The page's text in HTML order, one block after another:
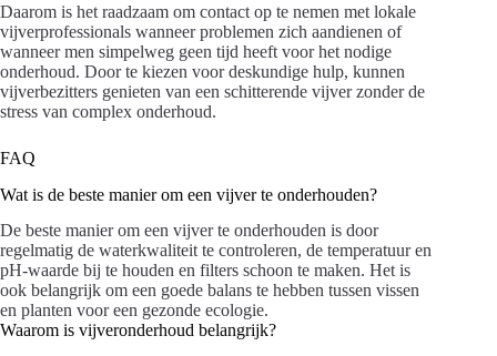
Daarom is het raadzaam om contact op te nemen met lokale
vijverprofessionals wanneer problemen zich aandienen of
wanneer men simpelweg geen tijd heeft voor het nodige
onderhoud. Door te kiezen voor deskundige hulp, kunnen
vijverbezitters genieten van een schitterende vijver zonder de
stress van complex onderhoud.
FAQ
Wat is de beste manier om een vijver te onderhouden?
De beste manier om een vijver te onderhouden is door
regelmatig de waterkwaliteit te controleren, de temperatuur en
pH-waarde bij te houden en filters schoon te maken. Het is
ook belangrijk om een goede balans te hebben tussen vissen
en planten voor een gezonde ecologie.
Waarom is vijveronderhoud belangrijk?